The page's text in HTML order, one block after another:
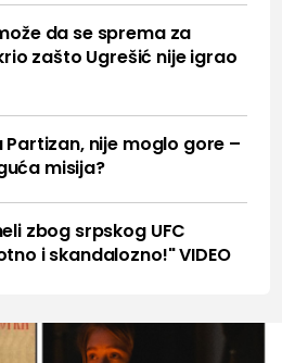
da se sprema za
zašto Ugrešić nije igrao
nije moglo gore –
misija?
zbog srpskog UFC
i skandalozno!" VIDEO